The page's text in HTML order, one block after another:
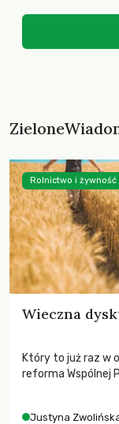
Wieczna
Który to już raz w
reforma Wspólnej
Justyna
Rolnictwo i żywność